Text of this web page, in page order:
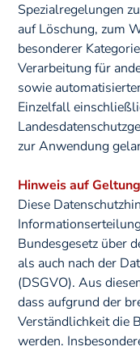
Spezialregelungen
auf Löschung, zum
besonderer
Verarbeitung für
sowie
Einzelfall
zur Anwendung
Hinweis auf
Diese
Bundesgesetz über
als auch nach der
(DSGVO). Aus
dass aufgrund der
Verständlichkeit die
werden.